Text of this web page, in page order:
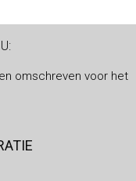
omschreven voor het